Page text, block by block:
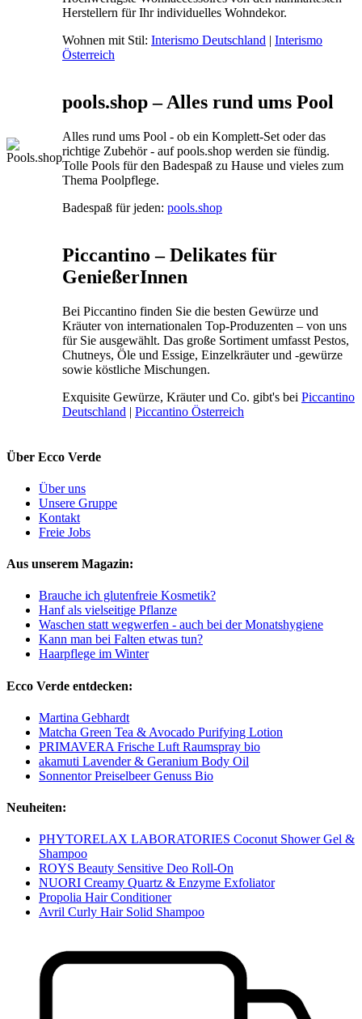
Herstellern für Ihr individuelles Wohndekor.
Wohnen mit Stil: Interismo Deutschland | Interismo
Österreich
pools.shop – Alles rund ums Pool
Alles rund ums Pool - ob ein Komplett-Set oder das
richtige Zubehör - auf pools.shop werden sie fündig.
Tolle Pools für den Badespaß zu Hause und vieles zum
Thema Poolpflege.
Badespaß für jeden: pools.shop
Piccantino – Delikates für
GenießerInnen
Bei Piccantino finden Sie die besten Gewürze und
Kräuter von internationalen Top-Produzenten – von uns
für Sie ausgewählt. Das große Sortiment umfasst Pestos,
Chutneys, Öle und Essige, Einzelkräuter und -gewürze
sowie köstliche Mischungen.
Exquisite Gewürze, Kräuter und Co. gibt's bei Piccantino
Deutschland | Piccantino Österreich
Über Ecco Verde
Über uns
Unsere Gruppe
Kontakt
Freie Jobs
Aus unserem Magazin:
Brauche ich glutenfreie Kosmetik?
Hanf als vielseitige Pflanze
Waschen statt wegwerfen - auch bei der Monatshygiene
Kann man bei Falten etwas tun?
Haarpflege im Winter
Ecco Verde entdecken:
Martina Gebhardt
Matcha Green Tea & Avocado Purifying Lotion
PRIMAVERA Frische Luft Raumspray bio
akamuti Lavender & Geranium Body Oil
Sonnentor Preiselbeer Genuss Bio
Neuheiten:
PHYTORELAX LABORATORIES Coconut Shower Gel &
Shampoo
ROYS Beauty Sensitive Deo Roll-On
NUORI Creamy Quartz & Enzyme Exfoliator
Propolia Hair Conditioner
Avril Curly Hair Solid Shampoo